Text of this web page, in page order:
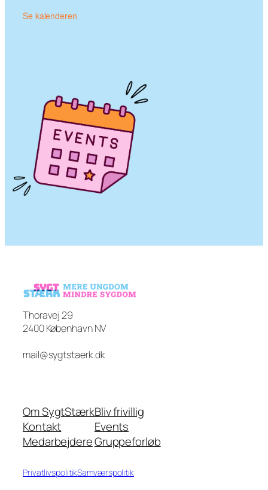
Se kalenderen
Thoravej 29
2400 København NV
mail@sygtstaerk.dk
Om SygtStærk
Kontakt
Medarbejdere
Bliv frivillig
Events
Gruppeforløb
PrivatlivspolitikSamværspolitik